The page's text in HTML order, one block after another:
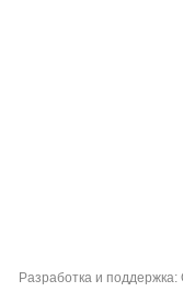
Разработка и